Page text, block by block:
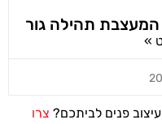
המעצבת תהילה גור
»
פנים לביתכם? צרו